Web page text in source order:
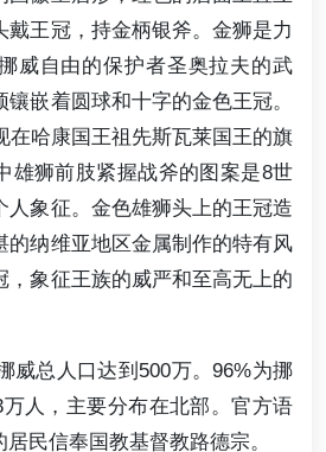
戴王冠，持金柄银斧。金狮是力
威自由的保护者圣奥拉夫的武
嵌着圆球和十字的金色王冠。
在哈康国王祖先斯瓦莱国王的旗
雄狮前肢紧握战斧的图案是8世
人象征。金色雄狮头上的王冠造
的纳维亚地区金属制作的特有风
，象征王族的威严和至高无上的
威总人口达到500万。96%为挪
人，主要分布在北部。官方语
民信奉国教基督教路德宗。